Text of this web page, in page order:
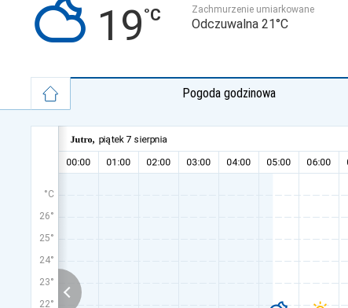
19 Zachmurzenie umiarkowane
Odczuwalna 21°C
Pogoda godzinowa
°C
26°
25°
24°
23°
22°